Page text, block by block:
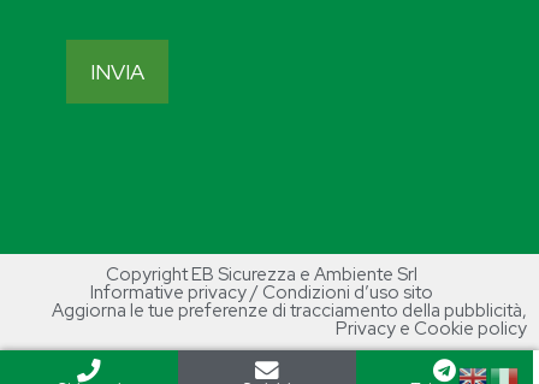
Copyright EB Sicurezza e Ambiente Srl
Informative privacy / Condizioni d’uso sito
Aggiorna le tue preferenze di tracciamento della pubblicità,
Privacy e Cookie policy